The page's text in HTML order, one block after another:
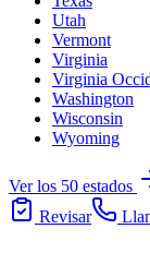
Utah
Vermont
Virginia
Virginia
Washington
Wisconsin
Wyoming
Ver los 50 estados
Revisar